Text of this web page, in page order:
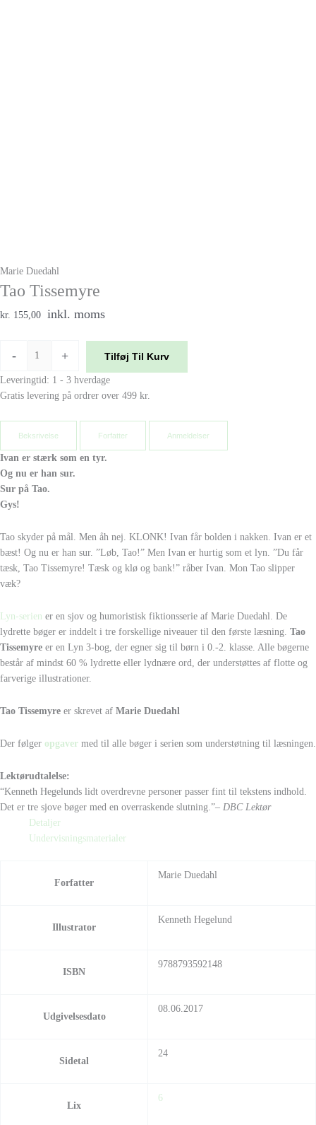
Marie Duedahl
Tao Tissemyre
kr. 155,00 inkl. moms
- + Tilføj Til Kurv
Leveringtid: 1 - 3 hverdage
Gratis levering på ordrer over 499 kr.
Beksrivelse Forfatter Anmeldelser
Ivan er stærk som en tyr.
Og nu er han sur.
Sur på Tao.
Gys!
Tao skyder på mål. Men åh nej. KLONK! Ivan får bolden i nakken. Ivan er et
bæst! Og nu er han sur. ”Løb, Tao!” Men Ivan er hurtig som et lyn. ”Du får
tæsk, Tao Tissemyre! Tæsk og klø og bank!” råber Ivan. Mon Tao slipper
væk?
Lyn-serien er en sjov og humoristisk fiktionsserie af Marie Duedahl. De
lydrette bøger er inddelt i tre forskellige niveauer til den første læsning. Tao
Tissemyre er en Lyn 3-bog, der egner sig til børn i 0.-2. klasse. Alle bøgerne
består af mindst 60 % lydrette eller lydnære ord, der understøttes af flotte og
farverige illustrationer.
Tao Tissemyre er skrevet af Marie Duedahl
Der følger opgaver med til alle bøger i serien som understøtning til læsningen.
Lektørudtalelse:
“Kenneth Hegelunds lidt overdrevne personer passer fint til tekstens indhold.
Det er tre sjove bøger med en overraskende slutning.”– DBC Lektør
Detaljer
Undervisningsmaterialer
Forfatter
Marie Duedahl
Illustrator
Kenneth Hegelund
ISBN
9788793592148
Udgivelsesdato
08.06.2017
Sidetal
24
Lix
6